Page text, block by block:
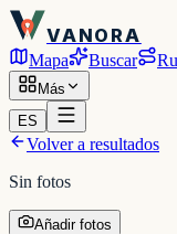
VANORA
Mapa Buscar
Más
ES
Volver a resultados
Sin fotos
Añadir fotos